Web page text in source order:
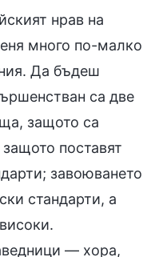
нрав на
много по-малко
Да бъдеш
са две
защото са
поставят
завоюването
стандарти, а
— хора,